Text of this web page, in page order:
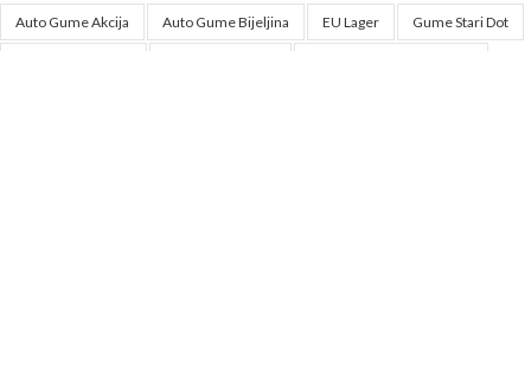
Auto Gume Akcija Auto Gume Bijeljina EU Lager Gume Stari Dot